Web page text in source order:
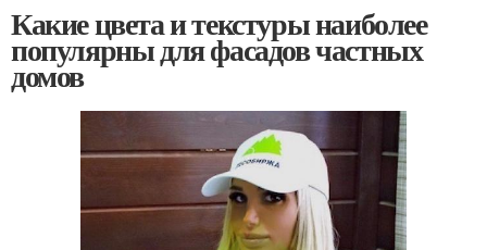
Какие цвета и текстуры наиболее
популярны для фасадов частных
домов